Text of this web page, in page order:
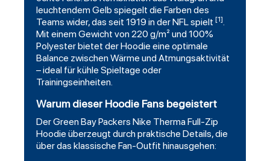
leuchtendem Gelb spiegelt die Farben des
Teams wider, das seit 1919 in der NFL spielt [1].
Mit einem Gewicht von 220 g/m² und 100%
Polyester bietet der Hoodie eine optimale
Balance zwischen Wärme und Atmungsaktivität
– ideal für kühle Spieltage oder
Trainingseinheiten.
Warum dieser Hoodie Fans begeistert
Der Green Bay Packers Nike Therma Full-Zip
Hoodie überzeugt durch praktische Details, die
über das klassische Fan-Outfit hinausgehen: